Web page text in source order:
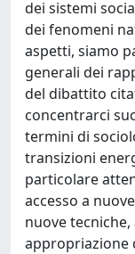
dei sistemi
dei fenomeni
aspetti, siamo
generali dei
del dibattito
concentrarci
termini di
transizioni
particolare
accesso a
nuove
appropriazione